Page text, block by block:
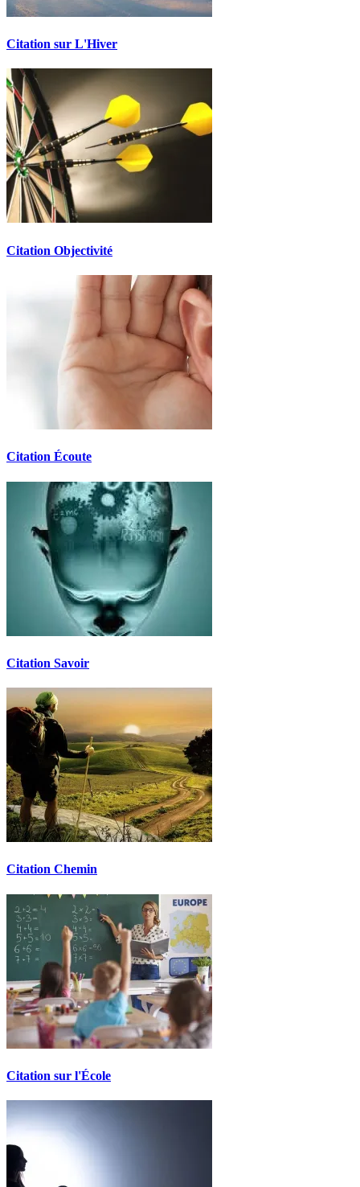
Citation sur L'Hiver
Citation Objectivité
Citation Écoute
Citation Savoir
Citation Chemin
Citation sur l'École